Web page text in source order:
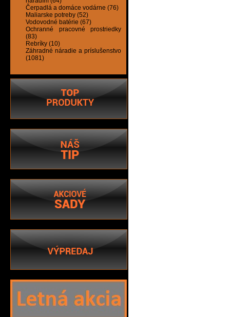
Čerpadlá a domáce vodárne (76)
Maliarske potreby (52)
Vodovodné batérie (67)
Ochranné pracovné prostriedky
(83)
Rebríky (10)
Záhradné náradie a príslušenstvo
(1081)